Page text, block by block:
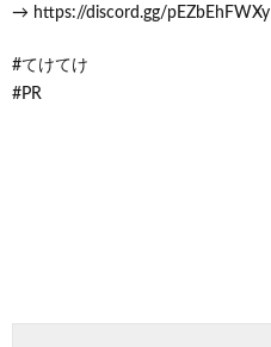
→ https://discord.gg/pEZbEhFWXy
#てけてけ
#PR